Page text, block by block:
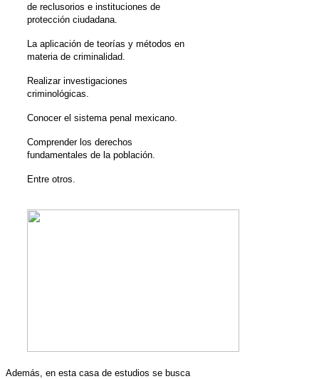
de reclusorios e instituciones de
protección ciudadana.
La aplicación de teorías y métodos en
materia de criminalidad.
Realizar investigaciones
criminológicas.
Conocer el sistema penal mexicano.
Comprender los derechos
fundamentales de la población.
Entre otros.
Además, en esta casa de estudios se busca